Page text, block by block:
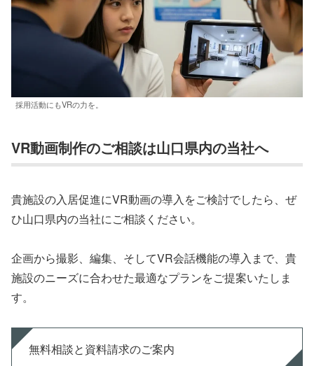
採用活動にもVRの力を。
VR動画制作のご相談は山口県内の当社へ
貴施設の入居促進にVR動画の導入をご検討でしたら、ぜ
ひ山口県内の当社にご相談ください。
企画から撮影、編集、そしてVR会話機能の導入まで、貴
施設のニーズに合わせた最適なプランをご提案いたしま
す。
無料相談と資料請求のご案内